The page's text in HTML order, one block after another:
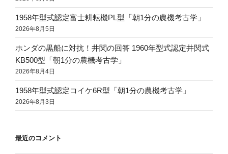
1958年型式認定富士耕耘機PL型「朝1分の農機考古学」
2026年8月5日
ホンダの黒船に対抗！井関の回答 1960年型式認定井関式
KB500型「朝1分の農機考古学」
2026年8月4日
1958年型式認定コイケ6R型「朝1分の農機考古学」
2026年8月3日
最近のコメント